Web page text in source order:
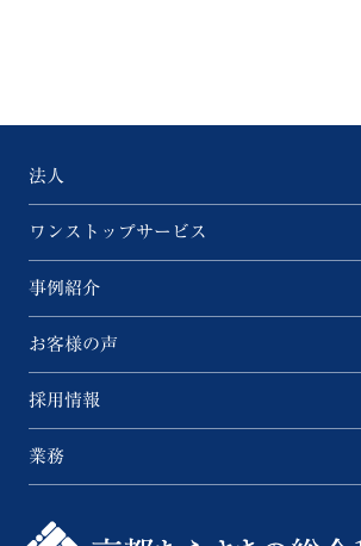
法人
ワンストップサービス
事例紹介
お客様の声
採用情報
業務